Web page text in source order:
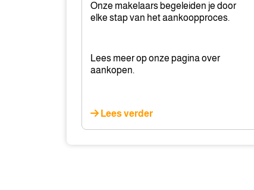
Onze makelaars begeleiden je door
elke stap van het aankoopproces.
Lees meer op onze pagina over
aankopen.
Lees verder